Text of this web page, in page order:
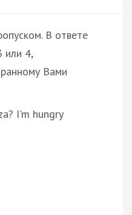
В ответе
или 4,
Вами
I'm hungry